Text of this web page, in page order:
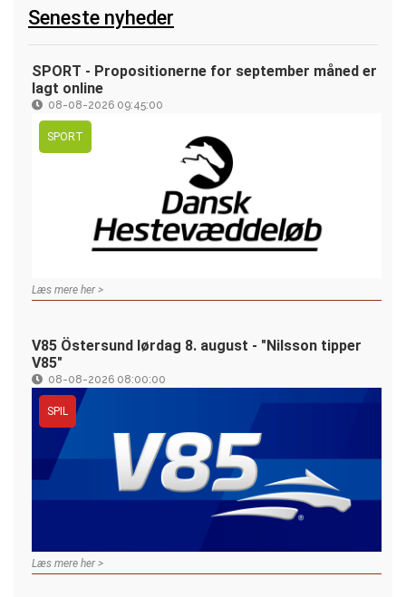
Seneste nyheder
SPORT - Propositionerne for september måned er
lagt online
08-08-2026 09:45:00
SPORT
Læs mere her >
V85 Östersund lørdag 8. august - "Nilsson tipper
V85"
08-08-2026 08:00:00
SPIL
Læs mere her >